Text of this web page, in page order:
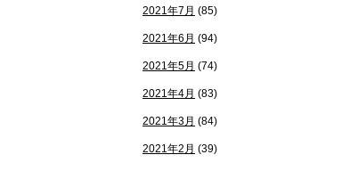
2021年7月 (85)
2021年6月 (94)
2021年5月 (74)
2021年4月 (83)
2021年3月 (84)
2021年2月 (39)